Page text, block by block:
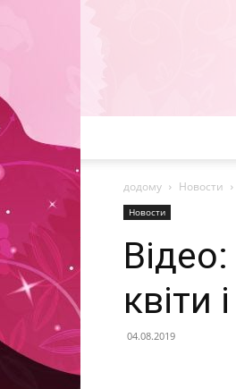
додому Новости
Новости
квіти
04.08.2019